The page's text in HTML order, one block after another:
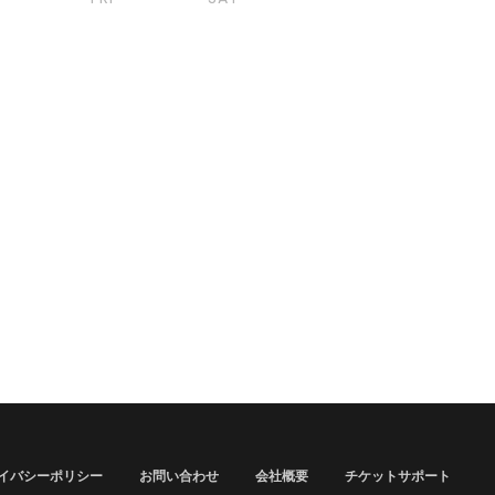
バシーポリシー お問い合わせ 会社概要 チケットサポート